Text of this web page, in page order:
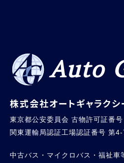
Auto
株式会社オートギャラクシ
東京都公安委員会 古物許可証番
関東運輸局認証工場認証番号 第
中古バス・マイクロバス・福祉車